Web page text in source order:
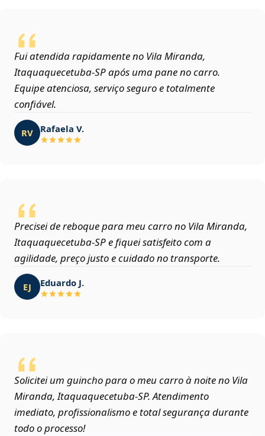
Fui atendida rapidamente no Vila Miranda,
Itaquaquecetuba‑SP após uma pane no carro.
Equipe atenciosa, serviço seguro e totalmente
confiável.
RV Rafaela V.
Precisei de reboque para meu carro no Vila Miranda,
Itaquaquecetuba‑SP e fiquei satisfeito com a
agilidade, preço justo e cuidado no transporte.
EJ Eduardo J.
Solicitei um guincho para o meu carro à noite no Vila
Miranda, Itaquaquecetuba‑SP. Atendimento
imediato, profissionalismo e total segurança durante
todo o processo!